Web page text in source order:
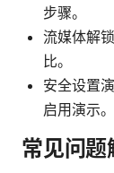
步骤。
流媒体解
比。
安全设置
启用演示。
常见问题